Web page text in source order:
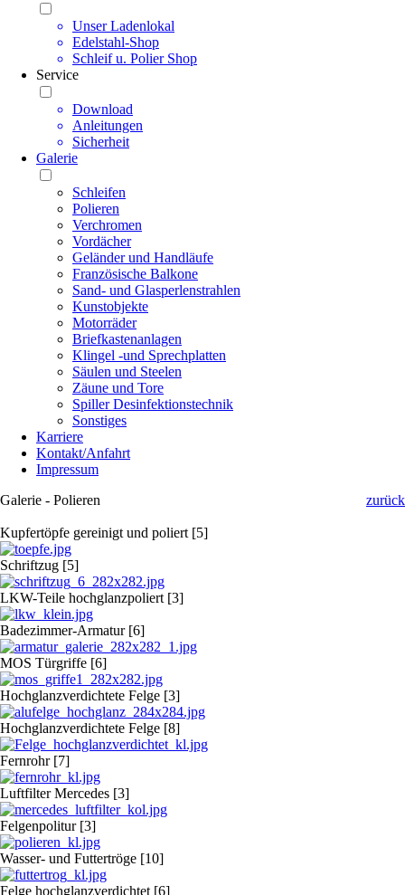
Unser Ladenlokal
Edelstahl-Shop
Schleif u. Polier Shop
Service
Download
Anleitungen
Sicherheit
Galerie
Schleifen
Polieren
Verchromen
Vordächer
Geländer und Handläufe
Französische Balkone
Sand- und Glasperlenstrahlen
Kunstobjekte
Motorräder
Briefkastenanlagen
Klingel -und Sprechplatten
Säulen und Steelen
Zäune und Tore
Spiller Desinfektionstechnik
Sonstiges
Karriere
Kontakt/Anfahrt
Impressum
Galerie - Polieren
zurück
Kupfertöpfe gereinigt und poliert [5]
Schriftzug [5]
LKW-Teile hochglanzpoliert [3]
Badezimmer-Armatur [6]
MOS Türgriffe [6]
Hochglanzverdichtete Felge [3]
Hochglanzverdichtete Felge [8]
Fernrohr [7]
Luftfilter Mercedes [3]
Felgenpolitur [3]
Wasser- und Futtertröge [10]
Felge hochglanzverdichtet [6]